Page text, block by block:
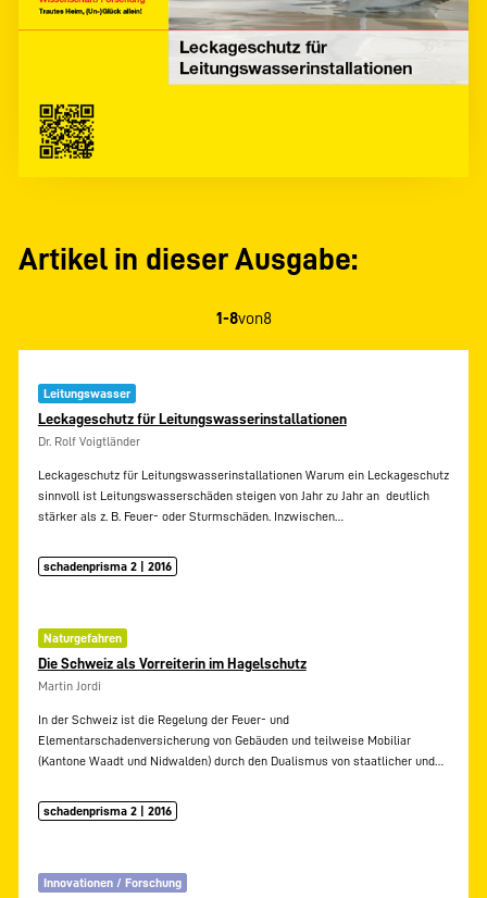
Artikel in dieser Ausgabe:
1-8von8
Leitungswasser
Leckageschutz für Leitungswasserinstallationen
Dr. Rolf Voigtländer
Leckageschutz für Leitungswasserinstallationen Warum ein Leckageschutz
sinnvoll ist Leitungswasserschäden steigen von Jahr zu Jahr an  deutlich
stärker als z. B. Feuer- oder Sturmschäden. Inzwischen…
schadenprisma 2 | 2016
Naturgefahren
Die Schweiz als Vorreiterin im Hagelschutz
Martin Jordi
In der Schweiz ist die Regelung der Feuer- und
Elementarschadenversicherung von Gebäuden und teilweise Mobiliar
(Kantone Waadt und Nidwalden) durch den Dualismus von staatlicher und…
schadenprisma 2 | 2016
Innovationen / Forschung